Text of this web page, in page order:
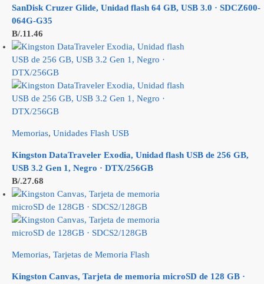
SanDisk Cruzer Glide, Unidad flash 64 GB, USB 3.0 · SDCZ600-
064G-G35
B/.11.46
Memorias, Unidades Flash USB
Kingston DataTraveler Exodia, Unidad flash USB de 256 GB,
USB 3.2 Gen 1, Negro · DTX/256GB
B/.27.68
Memorias, Tarjetas de Memoria Flash
Kingston Canvas, Tarjeta de memoria microSD de 128 GB ·